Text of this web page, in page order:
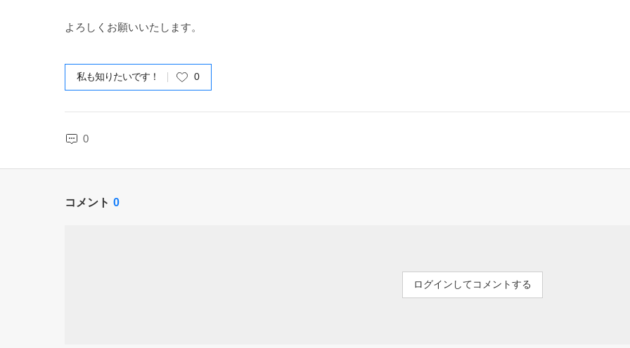
よろしくお願いいたします。
私も知りたいです！ 0
0
コメント 0
ログインしてコメントする